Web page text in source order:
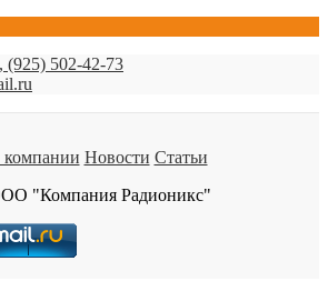
(925) 502-42-73
Новости Статьи
"Компания Радионикс"